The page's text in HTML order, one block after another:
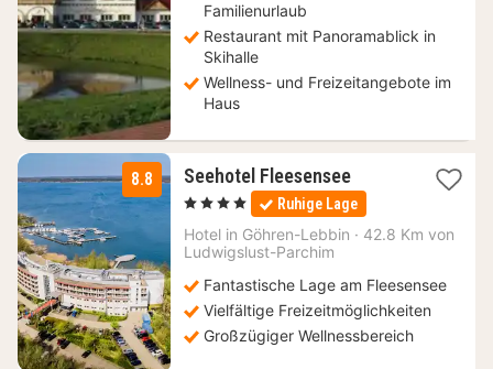
Familienurlaub
Restaurant mit Panoramablick in
Skihalle
Wellness- und Freizeitangebote im
Haus
8.8 Seehotel Fleesensee1
Nacht
ab
109
, 4 Sterne Ruhige Lage
Hotel in Göhren-Lebbin · 42.8 Km von
Ludwigslust-Parchim
Fantastische Lage am Fleesensee
Vielfältige Freizeitmöglichkeiten
Großzügiger Wellnessbereich